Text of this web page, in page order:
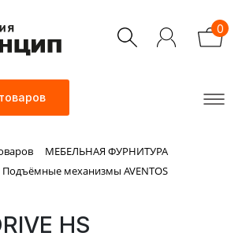
0
МЕБЕЛЬНАЯ ФУРНИТУРА
Подъёмные механизмы AVENTOS
HS